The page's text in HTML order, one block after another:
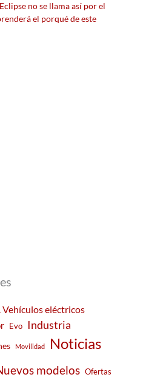
no se llama así por el
el porqué de este
Vehículos eléctricos
Evo Industria
Movilidad Noticias
modelos Ofertas